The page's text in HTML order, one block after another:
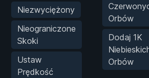
Niezwyciężony
Nieograniczone
Skoki
Ustaw
Prędkość
Orbów
Dodaj 1K
Orbów